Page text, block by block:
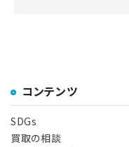
コンテンツ
SDGs
買取の相談